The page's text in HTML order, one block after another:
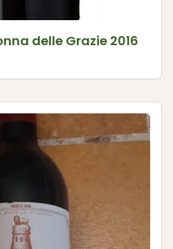
delle Grazie 2016